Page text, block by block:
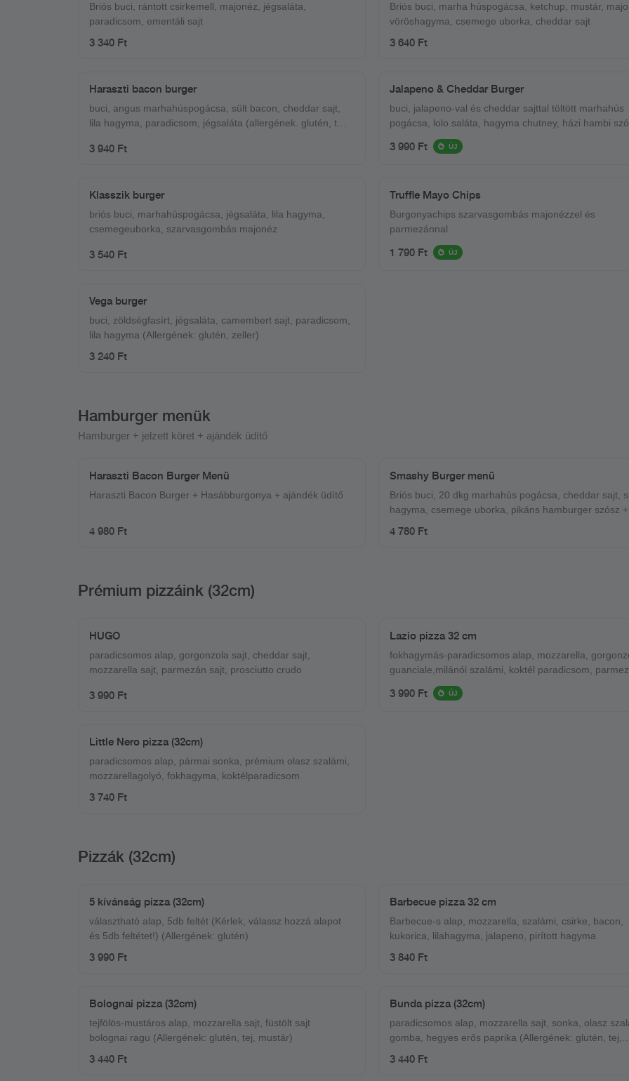
Briós buci, rántott csirkemell, majonéz, jégsaláta,
paradicsom, ementáli sajt
3 340 Ft
Briós buci, marha húspogácsa, ketchup, mustár,
vöröshagyma, csemege uborka, cheddar sajt
3 640 Ft
Haraszti bacon burger
buci, angus marhahúspogácsa, sült bacon, cheddar sajt,
lila hagyma, paradicsom, jégsaláta (allergének. glutén, tej,
3 940 Ft
Jalapeno & Cheddar Burger
buci, jalapeno-val és cheddar sajttal töltött marhahús
pogácsa, lolo saláta, hagyma chutney, házi hambi szósz,
karamelizalt ananász, cheddar sajt
3 990 Ft ÚJ
Klasszik burger
briós buci, marhahúspogácsa, jégsaláta, lila hagyma,
csemegeuborka, szarvasgombás majonéz
3 540 Ft
Truffle Mayo Chips
Burgonyachips szarvasgombás majonézzel és
parmezánnal
1 790 Ft ÚJ
Vega burger
buci, zöldségfasírt, jégsaláta, camembert sajt, paradicsom,
lila hagyma (Allergének: glutén, zeller)
3 240 Ft
Hamburger menük
Hamburger + jelzett köret + ajándék üdítő
Haraszti Bacon Burger Menü
Haraszti Bacon Burger + Hasábburgonya + ajándék üdítő
4 980 Ft
Smashy Burger menü
Briós buci, 20 dkg marhahús pogácsa, cheddar sajt,
hagyma, csemege uborka, pikáns hamburger szósz +
4 780 Ft
Prémium pizzáink (32cm)
HUGO
paradicsomos alap, gorgonzola sajt, cheddar sajt,
mozzarella sajt, parmezán sajt, prosciutto crudo
3 990 Ft
Lazio pizza 32 cm
fokhagymás-paradicsomos alap, mozzarella,
guanciale,milánói szalámi, koktél paradicsom,
3 990 Ft ÚJ
Little Nero pizza (32cm)
paradicsomos alap, pármai sonka, prémium olasz szalámi,
mozzarellagolyó, fokhagyma, koktélparadicsom
3 740 Ft
Pizzák (32cm)
5 kívánság pizza (32cm)
választható alap, 5db feltét (Kérlek, válassz hozzá alapot
és 5db feltétet!) (Allergének: glutén)
3 990 Ft
Barbecue pizza 32 cm
Barbecue-s alap, mozzarella, szalámi, csirke, bacon,
kukorica, lilahagyma, jalapeno, pirított hagyma
3 840 Ft
Bolognai pizza (32cm)
tejfölös-mustáros alap, mozzarella sajt, füstölt sajt
bolognai ragu (Allergének: glutén, tej, mustár)
3 440 Ft
Bunda pizza (32cm)
paradicsomos alap, mozzarella sajt, sonka, olasz
gomba, hegyes erős paprika (Allergének: glutén, tej,
3 440 Ft